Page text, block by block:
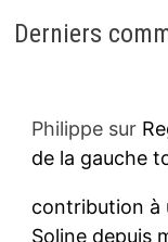
Derniers
Philippesur
de la gauche
contribution à
Soline depuis